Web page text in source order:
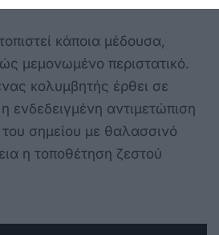
κάποια μέδουσα,
μεμονωμένο περιστατικό.
κολυμβητής έρθει σε
ενδεδειγμένη αντιμετώπιση
σημείου με θαλασσινό
η τοποθέτηση ζεστού